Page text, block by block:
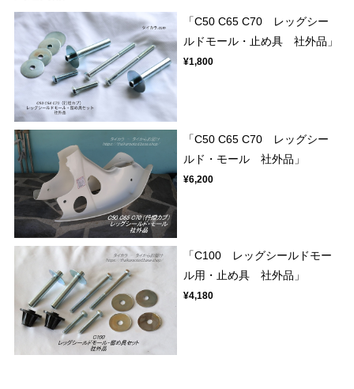
「C50 C65 C70 レッグシー
ルドモール・止め具 社外品」
¥1,800
「C50 C65 C70 レッグシー
ルド・モール 社外品」
¥6,200
「C100 レッグシールドモー
ル用・止め具 社外品」
¥4,180